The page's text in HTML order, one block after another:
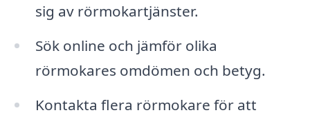
sig av rörmokartjänster.
Sök online och jämför olika
rörmokares omdömen och betyg.
Kontakta flera rörmokare för att